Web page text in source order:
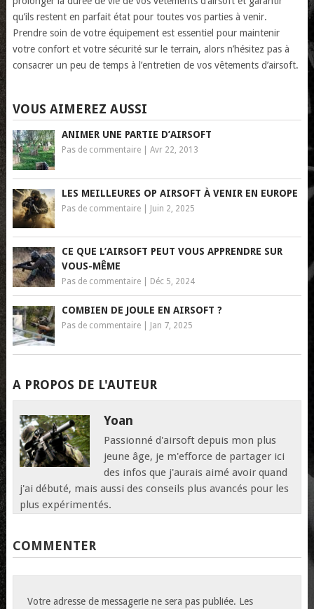
qu’ils restent en parfait état pour toutes vos parties à venir.
Prendre soin de votre équipement est essentiel pour maintenir
votre confort et votre sécurité sur le terrain, alors n’hésitez pas à
consacrer un peu de temps à l’entretien de vos vêtements d’airsoft.
VOUS AIMEREZ AUSSI
ANIMER UNE PARTIE D’AIRSOFT
Pas de commentaire| Avr 22, 2013
LES MEILLEURES OP AIRSOFT À VENIR EN EUROPE
Pas de commentaire| Juin 2, 2025
CE QUE L’AIRSOFT PEUT VOUS APPRENDRE SUR
VOUS-MÊME
Pas de commentaire| Déc 5, 2024
COMBIEN DE JOULE EN AIRSOFT ?
Pas de commentaire| Jan 7, 2025
A PROPOS DE L'AUTEUR
Yoan
Passionné d'airsoft depuis mon plus
jeune âge, je m'efforce de partager ici
des infos que j'aurais aimé avoir quand
j'ai débuté, mais aussi des conseils plus avancés pour les
plus expérimentés.
COMMENTER
Votre adresse de messagerie ne sera pas publiée. Les